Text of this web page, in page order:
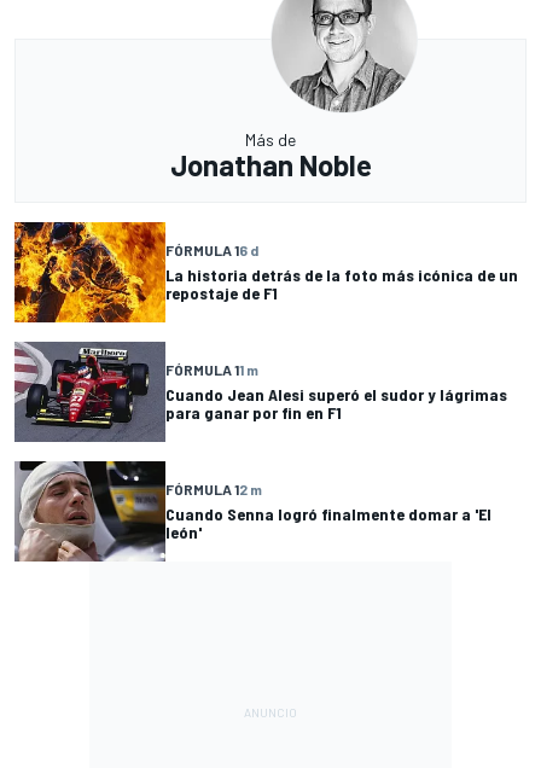
Más de
Jonathan Noble
FÓRMULA 16 d
La historia detrás de la foto más icónica de un
repostaje de F1
FÓRMULA 11 m
Cuando Jean Alesi superó el sudor y lágrimas
para ganar por fin en F1
FÓRMULA 12 m
Cuando Senna logró finalmente domar a 'El
león'